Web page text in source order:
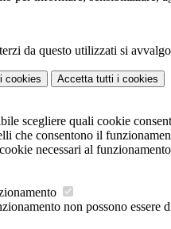
da questo utilizzati si
i cookies Accetta tutti i cookies
scegliere quali cookie
che consentono il
necessari al
non possono